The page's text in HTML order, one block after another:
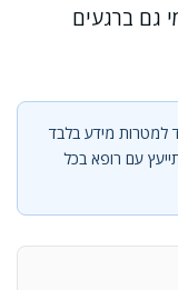
גם ברגעים
למטרות מידע בלבד
עם רופא בכל